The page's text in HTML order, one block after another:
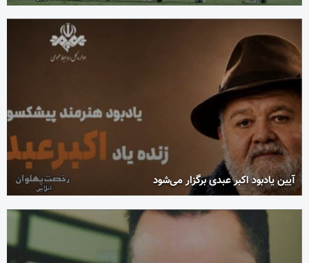
آیین یادبود اکبر عبدی برگزار می‌شود